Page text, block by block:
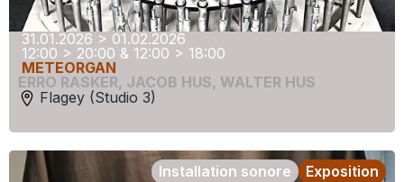
31.01.2026 > 01.02.2026
12:00 > 20:00 & 12:00 > 18:00
METEORGAN
ERRO RASKER, JACOB HUS, WALTER HUS
Flagey (Studio 3)
Exposition
Installation sonore